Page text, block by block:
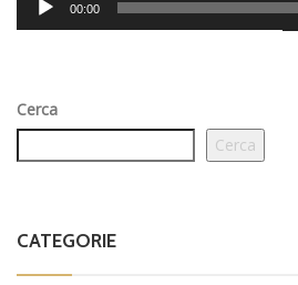
00:00
Cerca
Cerca
CATEGORIE